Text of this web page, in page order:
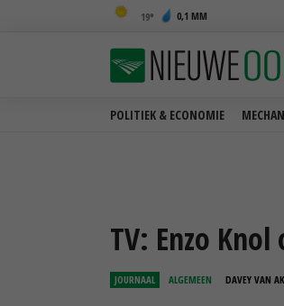
19 0,1 MM
POLITIEK & ECONOMIE
TV: Enzo
JOURNAAL ALGEMEEN DAVEY VAN